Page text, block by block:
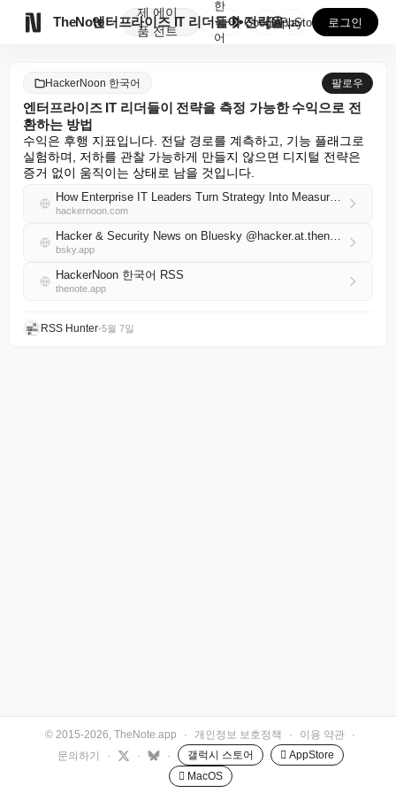
TheNote
제
품
에이
전트
엔터프라이즈 IT 리더들이 전략을 측정 가능한 수익으로...
한
국
어
GooglePlay
AppStore 로그인
HackerNoon 한국어 팔로우
엔터프라이즈 IT 리더들이 전략을 측정 가능한 수익으로 전
환하는 방법
수익은 후행 지표입니다. 전달 경로를 계측하고, 기능 플래그로
실험하며, 저하를 관찰 가능하게 만들지 않으면 디지털 전략은
증거 없이 움직이는 상태로 남을 것입니다.
How Enterprise IT Leaders Turn Strategy Into Measurable Revenue
hackernoon.com
Hacker & Security News on Bluesky @hacker.at.thenote.app
bsky.app
HackerNoon 한국어 RSS
thenote.app
RSS Hunter•5월 7일
© 2015-2026, TheNote.app · 개인정보 보호정책 · 이용 약관
·
문의하기
· · · 갤럭시 스토어
 AppStore
 MacOS